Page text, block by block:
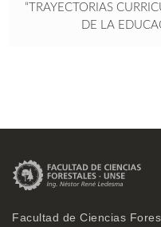
“TRAYECTORIAS
DE LA
Facultad de Ciencias